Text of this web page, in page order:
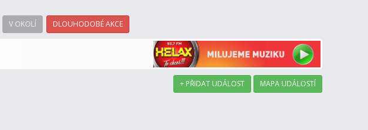
V OKOLÍ DLOUHODOBÉ AKCE
+ PŘIDAT UDÁLOST MAPA UDÁLOSTÍ